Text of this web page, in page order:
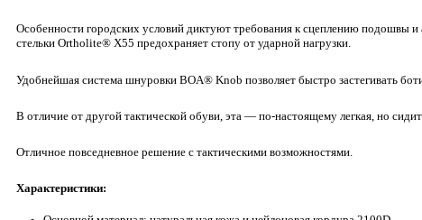
Особенности городских условий диктуют требования к сцеплению подошвы
стельки Ortholite® X55 предохраняет стопу от ударной нагрузки.
Удобнейшая система шнуровки BOA® Knob позволяет быстро застегивать
В отличие от другой тактической обуви, эта — по-настоящему легкая, но
Отличное повседневное решение с тактическими возможностями.
Характеристики: